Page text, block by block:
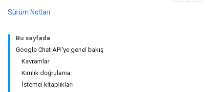
Sürüm Notları
Bu sayfada
Google Chat API'ye genel bakış
Kavramlar
Kimlik doğrulama
İstemci kitaplıkları